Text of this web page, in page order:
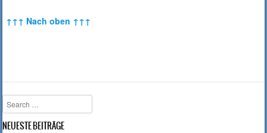
↑↑↑ Nach oben ↑↑↑
Search
NEUESTE BEITRÄGE